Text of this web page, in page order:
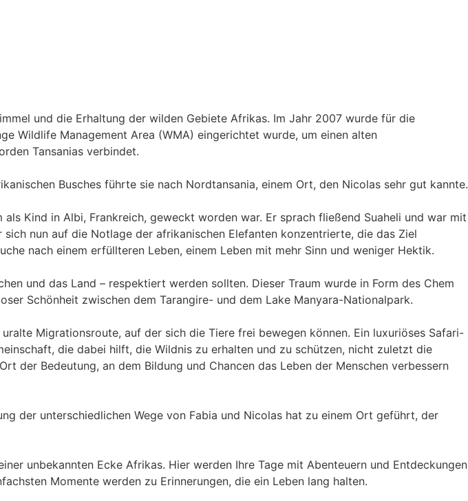
und die Erhaltung der wilden Gebiete Afrikas. Im Jahr 2007 wurde für die
Wildlife Management Area (WMA) eingerichtet wurde, um einen alten
Tansanias verbindet.
Busches führte sie nach Nordtansania, einem Ort, den Nicolas sehr gut kannte.
Kind in Albi, Frankreich, geweckt worden war. Er sprach fließend Suaheli und war mit
nun auf die Notlage der afrikanischen Elefanten konzentrierte, die das Ziel
nach einem erfüllteren Leben, einem Leben mit mehr Sinn und weniger Hektik.
und das Land – respektiert werden sollten. Dieser Traum wurde in Form des Chem
Schönheit zwischen dem Tarangire- und dem Lake Manyara-Nationalpark.
Migrationsroute, auf der sich die Tiere frei bewegen können. Ein luxuriöses Safari-
die dabei hilft, die Wildnis zu erhalten und zu schützen, nicht zuletzt die
der Bedeutung, an dem Bildung und Chancen das Leben der Menschen verbessern
der unterschiedlichen Wege von Fabia und Nicolas hat zu einem Ort geführt, der
unbekannten Ecke Afrikas. Hier werden Ihre Tage mit Abenteuern und Entdeckungen
Momente werden zu Erinnerungen, die ein Leben lang halten.